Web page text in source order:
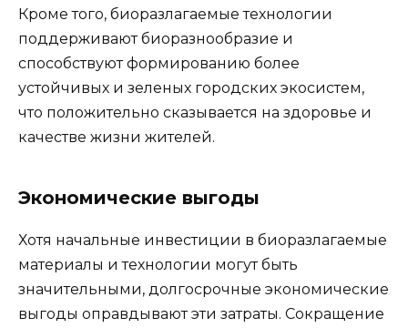
Кроме того, биоразлагаемые технологии
поддерживают биоразнообразие и
способствуют формированию более
устойчивых и зеленых городских экосистем,
что положительно сказывается на здоровье и
качестве жизни жителей.
Экономические выгоды
Хотя начальные инвестиции в биоразлагаемые
материалы и технологии могут быть
значительными, долгосрочные экономические
выгоды оправдывают эти затраты. Сокращение